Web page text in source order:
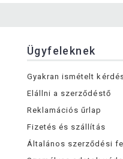
Ügyfeleknek
Gyakran ismételt
Elállni a szerződéstő
Reklamációs űrlap
Fizetés és szállítás
Általános szerződési